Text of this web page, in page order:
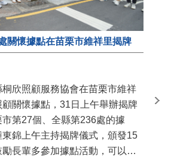
關懷據點在苗栗市維祥里揭牌
欣照顧服務協會在苗栗市維祥
關懷據點，31日上午舉辦揭牌
第27個、全縣第236處的據
錦上午主持揭牌儀式，頒發15
長輩多參加據點活動，可以更
苗